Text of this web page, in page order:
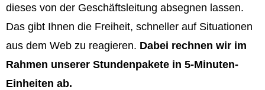
dieses von der Geschäftsleitung absegnen lassen.
Das gibt Ihnen die Freiheit, schneller auf Situationen
aus dem Web zu reagieren. Dabei rechnen wir im
Rahmen unserer Stundenpakete in 5-Minuten-
Einheiten ab.